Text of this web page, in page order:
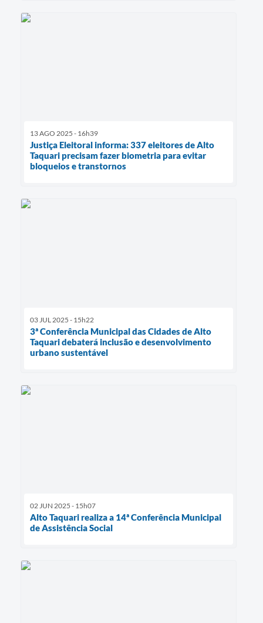
13 AGO 2025 - 16h39
Justiça Eleitoral informa: 337 eleitores de Alto
Taquari precisam fazer biometria para evitar
bloqueios e transtornos
03 JUL 2025 - 15h22
3ª Conferência Municipal das Cidades de Alto
Taquari debaterá inclusão e desenvolvimento
urbano sustentável
02 JUN 2025 - 15h07
Alto Taquari realiza a 14ª Conferência Municipal
de Assistência Social